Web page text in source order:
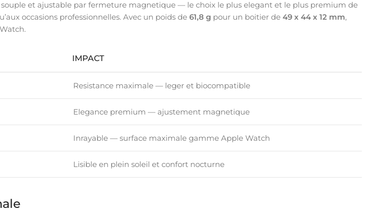
et ajustable par fermeture magnetique — le choix le plus elegant et le plus premium de
occasions professionnelles. Avec un poids de 61,8 g pour un boitier de 49 x 44 x 12 mm,
IMPACT
Resistance maximale — leger et biocompatible
Elegance premium — ajustement magnetique
Inrayable — surface maximale gamme Apple Watch
Lisible en plein soleil et confort nocturne